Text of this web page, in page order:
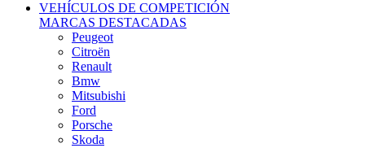
VEHÍCULOS DE COMPETICIÓN
MARCAS DESTACADAS
Peugeot
Citroën
Renault
Bmw
Mitsubishi
Ford
Porsche
Skoda